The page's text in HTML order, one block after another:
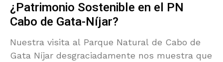
¿Patrimonio Sostenible en el PN
Cabo de Gata-Níjar?
Nuestra visita al Parque Natural de Cabo de
Gata Níjar desgraciadamente nos muestra que